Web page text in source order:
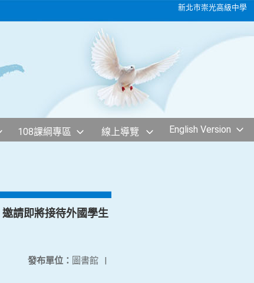
新北市崇光高級中學
108課綱專區 線上導覽 English Version
請即將接待外國學生
發布單位： 圖書館 |